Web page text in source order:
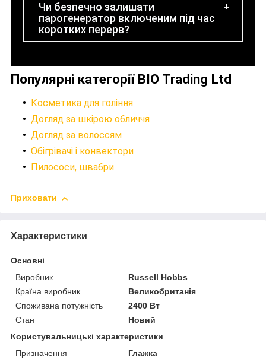
Чи безпечно залишати
парогенератор включеним під час
коротких перерв?
Популярні категорії BIO Trading Ltd
Косметика для гоління
Догляд за шкірою обличчя
Догляд за волоссям
Обігрівачі і конвектори
Пилососи, швабри
Приховати
Характеристики
Основні
Виробник
Russell Hobbs
Країна виробник
Великобританія
Споживана потужність
2400 Вт
Стан
Новий
Користувальницькі характеристики
Призначення
Глажка